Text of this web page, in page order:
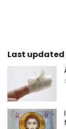
Last